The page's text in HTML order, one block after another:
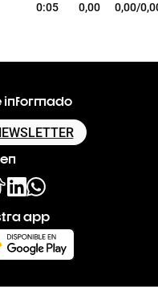
0:05 0,00 0,00/
informado
app